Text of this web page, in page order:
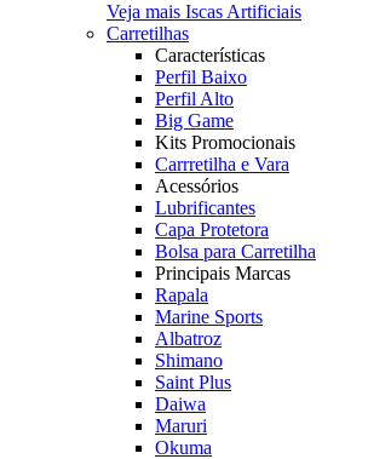
Veja mais Iscas Artificiais
Carretilhas
Características
Perfil Baixo
Perfil Alto
Big Game
Kits Promocionais
Carrretilha e Vara
Acessórios
Lubrificantes
Capa Protetora
Bolsa para Carretilha
Principais Marcas
Rapala
Marine Sports
Albatroz
Shimano
Saint Plus
Daiwa
Maruri
Okuma